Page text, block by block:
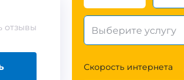
отзывы
Скорость интернета